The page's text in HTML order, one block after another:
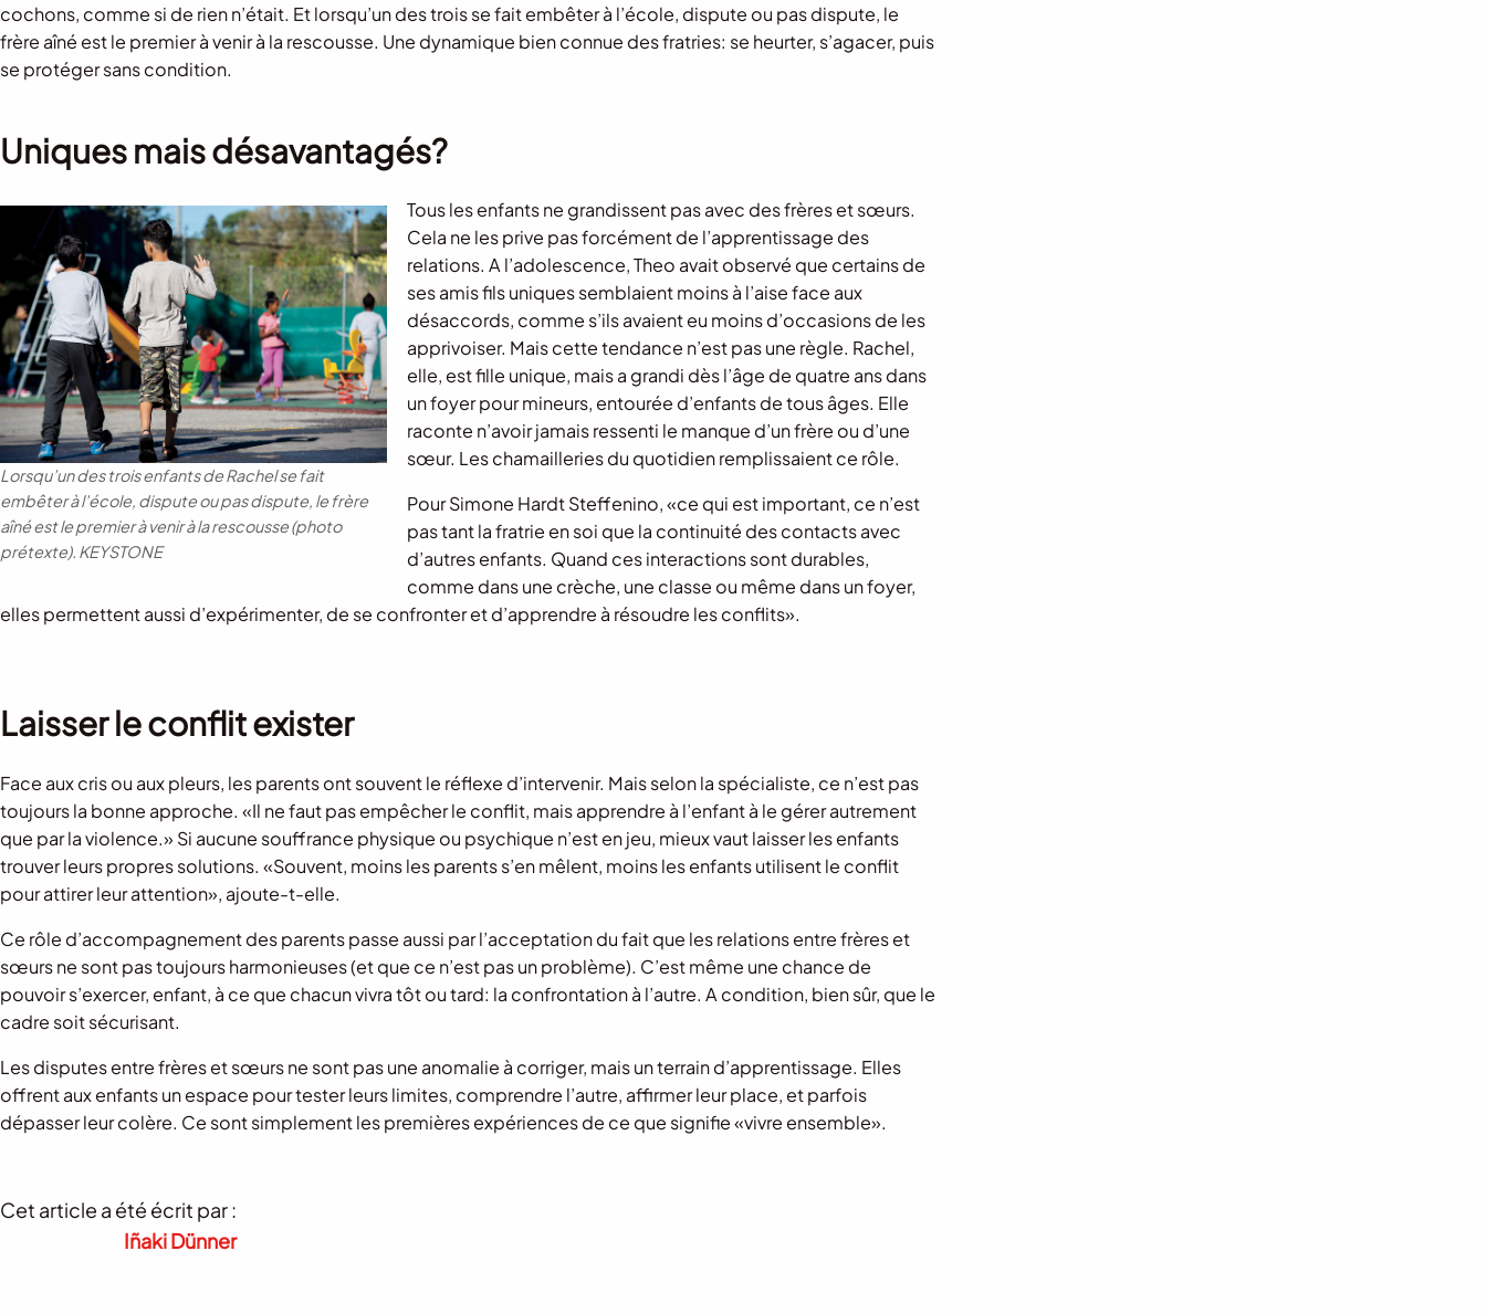
cochons, comme si de rien n’était. Et lorsqu’un des trois se fait embêter à l’école, dispute ou pas dispute, le
frère aîné est le premier à venir à la rescousse. Une dynamique bien connue des fratries: se heurter, s’agacer, puis
se protéger sans condition.
Uniques mais désavantagés?
Lorsqu’un des trois enfants de Rachel se fait
embêter à l’école, dispute ou pas dispute, le frère
aîné est le premier à venir à la rescousse (photo
prétexte). KEYSTONE
Tous les enfants ne grandissent pas avec des frères et sœurs.
Cela ne les prive pas forcément de l’apprentissage des
relations. A l’adolescence, Theo avait observé que certains de
ses amis fils uniques semblaient moins à l’aise face aux
désaccords, comme s’ils avaient eu moins d’occasions de les
apprivoiser. Mais cette tendance n’est pas une règle. Rachel,
elle, est fille unique, mais a grandi dès l’âge de quatre ans dans
un foyer pour mineurs, entourée d’enfants de tous âges. Elle
raconte n’avoir jamais ressenti le manque d’un frère ou d’une
sœur. Les chamailleries du quotidien remplissaient ce rôle.
Pour Simone Hardt Steffenino, «ce qui est important, ce n’est
pas tant la fratrie en soi que la continuité des contacts avec
d’autres enfants. Quand ces interactions sont durables,
comme dans une crèche, une classe ou même dans un foyer,
elles permettent aussi d’expérimenter, de se confronter et d’apprendre à résoudre les conflits».
Laisser le conflit exister
Face aux cris ou aux pleurs, les parents ont souvent le réflexe d’intervenir. Mais selon la spécialiste, ce n’est pas
toujours la bonne approche. «Il ne faut pas empêcher le conflit, mais apprendre à l’enfant à le gérer autrement
que par la violence.» Si aucune souffrance physique ou psychique n’est en jeu, mieux vaut laisser les enfants
trouver leurs propres solutions. «Souvent, moins les parents s’en mêlent, moins les enfants utilisent le conflit
pour attirer leur attention», ajoute-t-elle.
Ce rôle d’accompagnement des parents passe aussi par l’acceptation du fait que les relations entre frères et
sœurs ne sont pas toujours harmonieuses (et que ce n’est pas un problème). C’est même une chance de
pouvoir s’exercer, enfant, à ce que chacun vivra tôt ou tard: la confrontation à l’autre. A condition, bien sûr, que le
cadre soit sécurisant.
Les disputes entre frères et sœurs ne sont pas une anomalie à corriger, mais un terrain d’apprentissage. Elles
offrent aux enfants un espace pour tester leurs limites, comprendre l’autre, affirmer leur place, et parfois
dépasser leur colère. Ce sont simplement les premières expériences de ce que signifie «vivre ensemble».
Cet article a été écrit par :
Iñaki Dünner